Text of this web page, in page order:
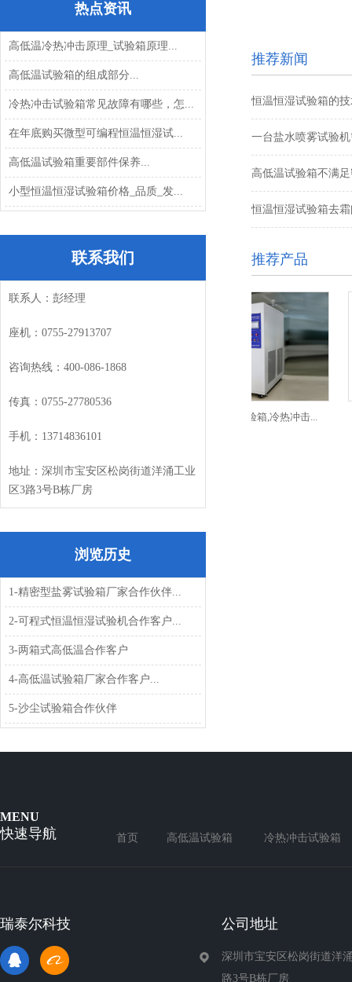
热点资讯
高低温冷热冲击原理_试验箱原理...
高低温试验箱的组成部分...
冷热冲击试验箱常见故障有哪些，怎...
在年底购买微型可编程恒温恒湿试...
高低温试验箱重要部件保养...
小型恒温恒湿试验箱价格_品质_发...
联系我们
联系人：彭经理
座机： 0755-27913707
咨询热线： 400-086-1868
传真： 0755-27780536
手机： 13714836101
地址：深圳市宝安区松岗街道洋涌工业
区3路3号B栋厂房
浏览历史
1-精密型盐雾试验箱厂家合作伙伴...
2-可程式恒温恒湿试验机合作客户...
3-两箱式高低温合作客户
4-高低温试验箱厂家合作客户...
5-沙尘试验箱合作伙伴
推荐新闻
恒温恒湿试验箱的
一台盐水喷雾试验
高低温试验箱不满
恒温恒湿试验箱去
推荐产品
三箱式冷热冲击试验箱,冷热冲击...
MENU
快速导航 首页 高低温试验箱 冷热冲击试验箱
瑞泰尔科技 公司地址
深圳市宝安区松岗街道洋
路3号B栋厂房